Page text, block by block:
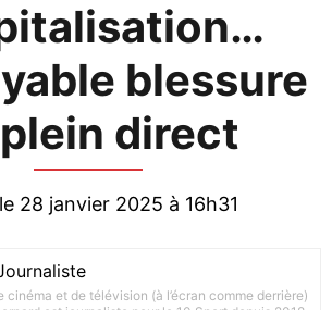
blessure
direct
28 janvier 2025 à 16h31
cinéma et de télévision (à l’écran comme derrière)